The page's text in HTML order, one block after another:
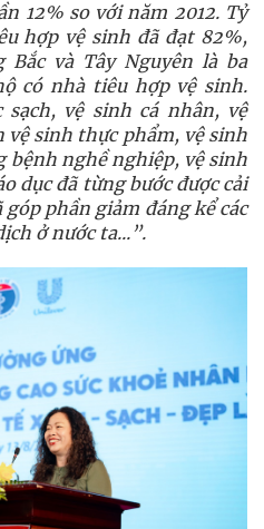
12% so với năm 2012. Tỷ
hợp vệ sinh đã đạt 82%,
Bắc và Tây Nguyên là ba
có nhà tiêu hợp vệ sinh.
sạch, vệ sinh cá nhân, vệ
sinh thực phẩm, vệ sinh
bệnh nghề nghiệp, vệ sinh
dục đã từng bước được cải
góp phần giảm đáng kể các
ở nước ta...”.